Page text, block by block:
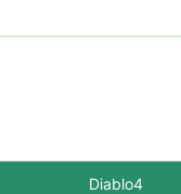
Diablo4